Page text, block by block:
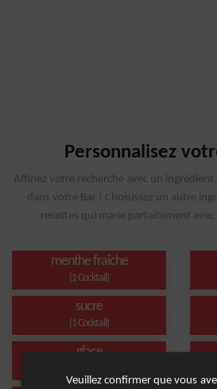
Personnalisez
Affinez votre recherche avec un
dans votre Bar ! Choisissez un autre
recettes qui marie parfaitement
menthe fraîche
(1 Cocktail)
sucre
(1 Cocktail)
glace
Veuillez confirmer que vous